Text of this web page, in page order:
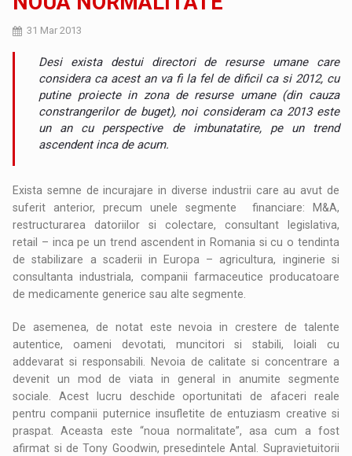
31 Mar 2013
Desi exista destui directori de resurse umane care
considera ca acest an va fi la fel de dificil ca si 2012, cu
putine proiecte in zona de resurse umane (din cauza
constrangerilor de buget), noi consideram ca 2013 este
un an cu perspective de imbunatatire, pe un trend
ascendent inca de acum.
Exista semne de incurajare in diverse industrii care au avut de
suferit anterior, precum unele segmente financiare: M&A,
restructurarea datoriilor si colectare, consultant legislativa,
retail – inca pe un trend ascendent in Romania si cu o tendinta
de stabilizare a scaderii in Europa – agricultura, inginerie si
consultanta industriala, companii farmaceutice producatoare
de medicamente generice sau alte segmente.
De asemenea, de notat este nevoia in crestere de talente
autentice, oameni devotati, muncitori si stabili, loiali cu
addevarat si responsabili. Nevoia de calitate si concentrare a
devenit un mod de viata in general in anumite segmente
sociale. Acest lucru deschide oportunitati de afaceri reale
pentru companii puternice insufletite de entuziasm creative si
praspat. Aceasta este “noua normalitate”, asa cum a fost
afirmat si de Tony Goodwin, presedintele Antal. Supravietuitorii